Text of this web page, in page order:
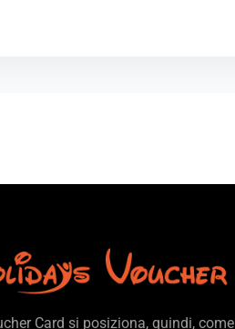
Card si posiziona, quindi, come